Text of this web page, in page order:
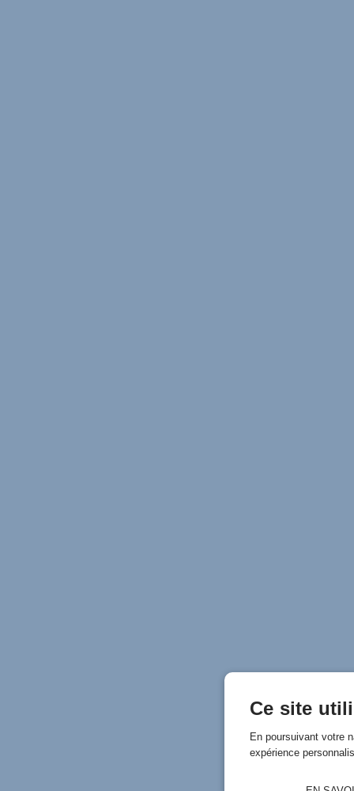
Ce site
En poursuivant votre
expérience